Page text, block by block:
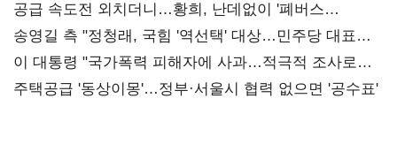
사과부터"
공급 속도전 외치더니…황희, 난데없이 '폐버스
리모델링' 제안
송영길 측 "정청래, 국힘 '역선택' 대상…민주당 대표로
총선 지휘 못해"
이 대통령 "국가폭력 피해자에 사과…적극적 조사로
진실 밝혀야"
주택공급 '동상이몽'…정부·서울시 협력 없으면 '공수표'